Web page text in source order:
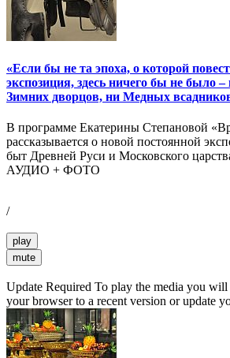
«Если бы не та эпоха, о которой
экспозиция, здесь ничего бы не было
Зимних дворцов, ни Медных
В программе Екатерины Степановой
рассказывается о новой постоянной
быт Древней Руси и Московского
АУДИО + ФОТО
/
play
mute
Update Required To play the media you will
your browser to a recent version or update